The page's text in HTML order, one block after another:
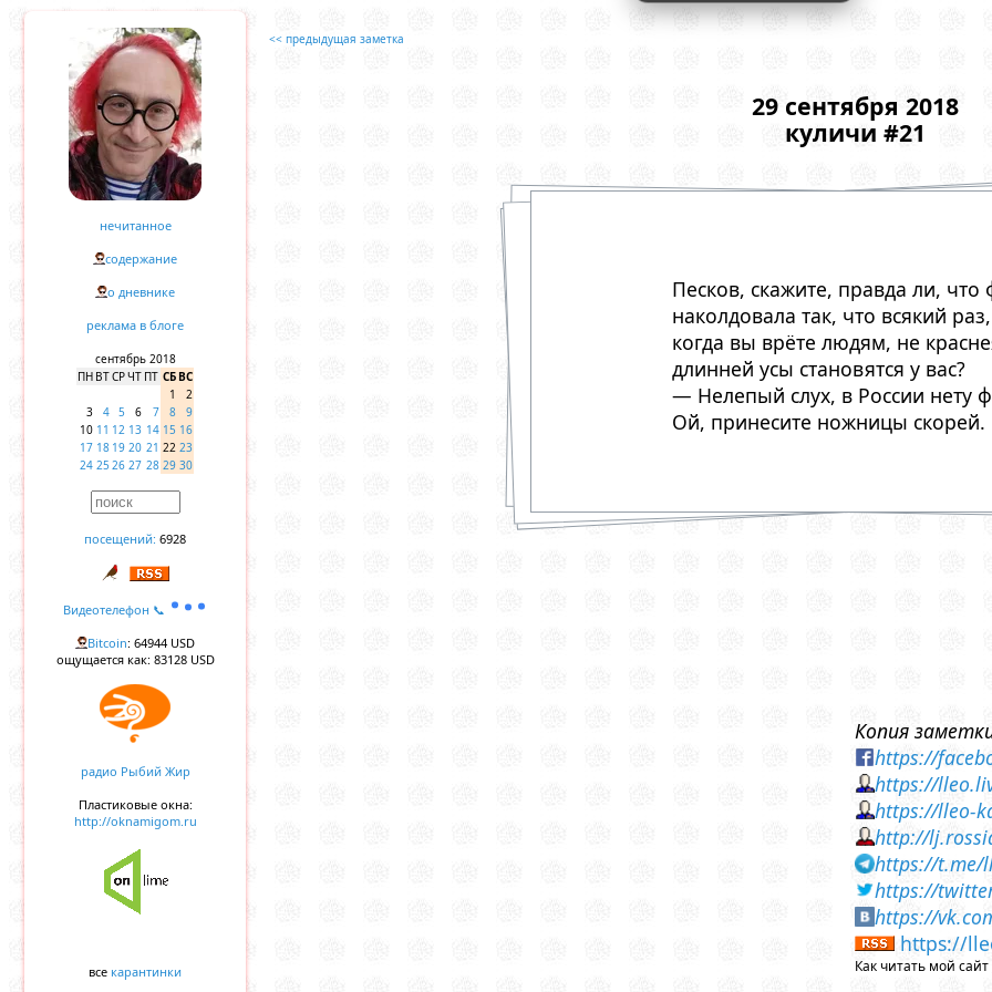
нечитанное
содержание
о дневнике
реклама в блоге
сентябрь 2018
ПН ВТСРЧТ ПТ СБВС
1
2
3
4 5 6 7 8
9
10 11 12 13 14 15 16
17 18 19 20 21 22 23
24 2526 27 28 29 30
посещений: 6928
Видеотелефон 📞
Bitcoin: 64944 USD
ощущается как: 83128 USD
радио Рыбий Жир
Пластиковые окна:
http://oknamigom.ru
все карантинки
<< предыдущая заметка
29 сентября 2018
куличи #21
Песков, скажите, правда ли, что
наколдовала так, что всякий раз,
когда вы врёте людям, не
длинней усы становятся у вас?
— Нелепый слух, в России нету
Ой, принесите ножницы скорей.
Копия
https://
https://
https://lleo-
http://
https://t.me/
https://
https://
https://
Как читать мой сайт